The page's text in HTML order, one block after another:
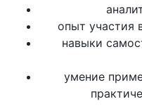
опыт участия
навыки
умение